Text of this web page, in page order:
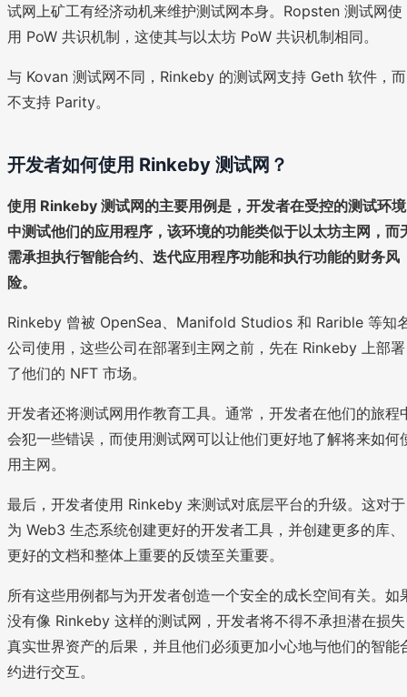
试网上矿工有经济动机来维护测试网本身。Ropsten 测试网使
用 PoW 共识机制，这使其与以太坊 PoW 共识机制相同。
与 Kovan 测试网不同，Rinkeby 的测试网支持 Geth 软件，而
不支持 Parity。
开发者如何使用 Rinkeby 测试网？
使用 Rinkeby 测试网的主要用例是，开发者在受控的测试环境
中测试他们的应用程序，该环境的功能类似于以太坊主网，而
需承担执行智能合约、迭代应用程序功能和执行功能的财务风
险。
Rinkeby 曾被 OpenSea、Manifold Studios 和 Rarible 等知
公司使用，这些公司在部署到主网之前，先在 Rinkeby 上部署
了他们的 NFT 市场。
开发者还将测试网用作教育工具。通常，开发者在他们的旅程
会犯一些错误，而使用测试网可以让他们更好地了解将来如何
用主网。
最后，开发者使用 Rinkeby 来测试对底层平台的升级。这对于
为 Web3 生态系统创建更好的开发者工具，并创建更多的库、
更好的文档和整体上重要的反馈至关重要。
所有这些用例都与为开发者创造一个安全的成长空间有关。如
没有像 Rinkeby 这样的测试网，开发者将不得不承担潜在损失
真实世界资产的后果，并且他们必须更加小心地与他们的智能
约进行交互。